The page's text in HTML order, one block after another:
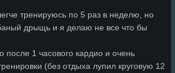
тренируюсь по 5 раз в неделю, но
дрыщь и я делаю не все что бы
после 1 часового кардио и очень
(без отдыха лупил круговую 12